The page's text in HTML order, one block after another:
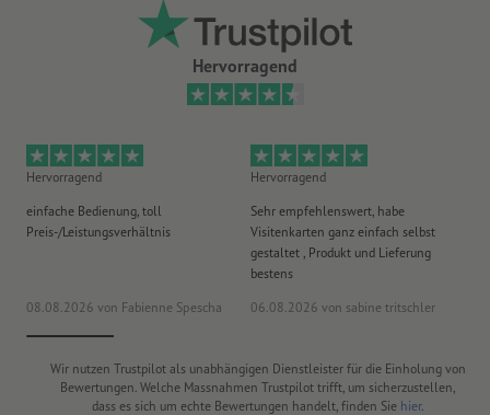
Hervorragend
Hervorragend
einfache Bedienung, toll
Preis-/Leistungsverhältnis
08.08.2026 von Fabienne Spescha
Hervorragend
Sehr empfehlenswert, habe
Visitenkarten ganz einfach selbst
gestaltet , Produkt und Lieferung
bestens
06.08.2026 von sabine tritschler
Wir nutzen Trustpilot als unabhängigen Dienstleister für die Einholung von
Bewertungen. Welche Massnahmen Trustpilot trifft, um sicherzustellen,
dass es sich um echte Bewertungen handelt, finden Sie hier.